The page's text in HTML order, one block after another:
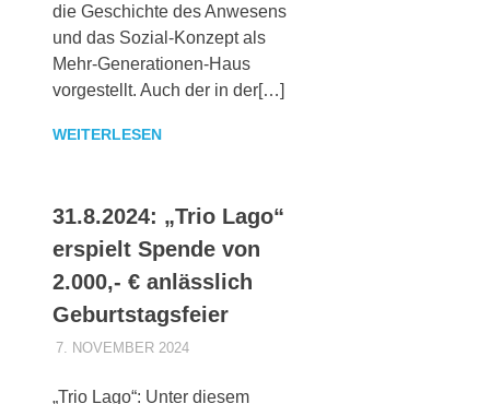
die Geschichte des Anwesens
und das Sozial-Konzept als
Mehr-Generationen-Haus
vorgestellt. Auch der in der[…]
WEITERLESEN
31.8.2024: „Trio Lago“
erspielt Spende von
2.000,- € anlässlich
Geburtstagsfeier
7. NOVEMBER 2024MAIKI_ADMIN
ALLGEMEINES
„Trio Lago“: Unter diesem